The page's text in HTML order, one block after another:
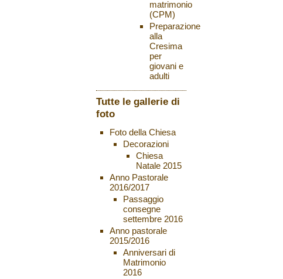
matrimonio
(CPM)
Preparazione
alla
Cresima
per
giovani e
adulti
Tutte le gallerie di
foto
Foto della Chiesa
Decorazioni
Chiesa
Natale 2015
Anno Pastorale
2016/2017
Passaggio
consegne
settembre 2016
Anno pastorale
2015/2016
Anniversari di
Matrimonio
2016